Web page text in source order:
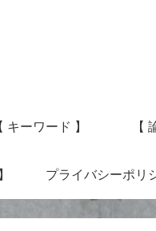
キーワード 】 【
プライバシーポリ